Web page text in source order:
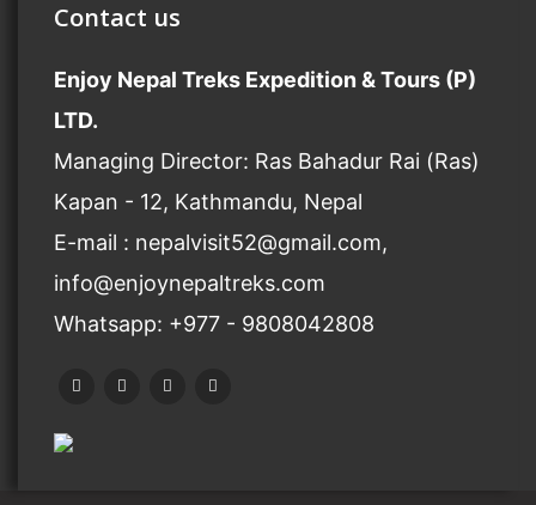
Contact us
Enjoy Nepal Treks Expedition & Tours (P)
LTD.
Managing Director: Ras Bahadur Rai (Ras)
Kapan - 12, Kathmandu, Nepal
E-mail : nepalvisit52@gmail.com,
info@enjoynepaltreks.com
Whatsapp: +977 - 9808042808